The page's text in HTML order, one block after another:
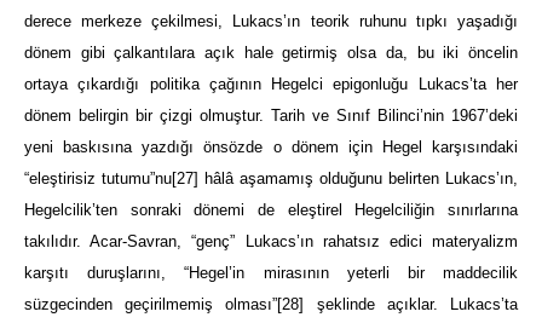
derece merkeze çekilmesi, Lukacs’ın teorik ruhunu tıpkı yaşadığı
dönem gibi çalkantılara açık hale getirmiş olsa da, bu iki öncelin
ortaya çıkardığı politika çağının Hegelci epigonluğu Lukacs’ta her
dönem belirgin bir çizgi olmuştur. Tarih ve Sınıf Bilinci’nin 1967’deki
yeni baskısına yazdığı önsözde o dönem için Hegel karşısındaki
“eleştirisiz tutumu”nu[27] hâlâ aşamamış olduğunu belirten Lukacs’ın,
Hegelcilik’ten sonraki dönemi de eleştirel Hegelciliğin sınırlarına
takılıdır. Acar-Savran, “genç” Lukacs’ın rahatsız edici materyalizm
karşıtı duruşlarını, “Hegel’in mirasının yeterli bir maddecilik
süzgecinden geçirilmemiş olması”[28] şeklinde açıklar. Lukacs’ta